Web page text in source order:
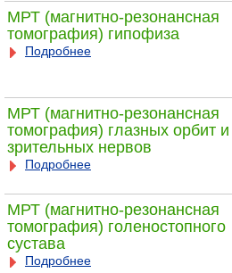
МРТ (магнитно-резонансная
томография) гипофиза
Подробнее
МРТ (магнитно-резонансная
томография) глазных орбит и
зрительных нервов
Подробнее
МРТ (магнитно-резонансная
томография) голеностопного
сустава
Подробнее